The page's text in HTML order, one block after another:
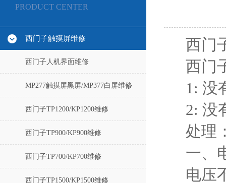
PRODUCT CENTER
西门子触摸屏维修
西门子人机界面维修
MP277触摸屏黑屏/MP377白屏维修
西门子TP1200/KP1200维修
西门子TP900/KP900维修
西门子TP700/KP700维修
西门子TP1500/KP1500维修
西门
西门
1: 没
2: 没
处理
一、
电压